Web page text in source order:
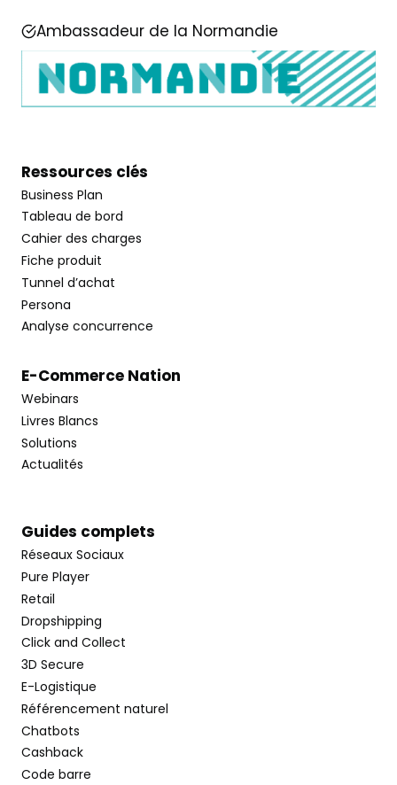
Ambassadeur de la Normandie
Ressources clés
Business Plan
Tableau de bord
Cahier des charges
Fiche produit
Tunnel d’achat
Persona
Analyse concurrence
E-Commerce Nation
Webinars
Livres Blancs
Solutions
Actualités
Guides complets
Réseaux Sociaux
Pure Player
Retail
Dropshipping
Click and Collect
3D Secure
E-Logistique
Référencement naturel
Chatbots
Cashback
Code barre